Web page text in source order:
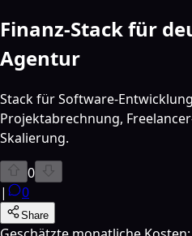
Finanz-Stack für
Agentur
Stack für Software-
Projektabrechnung,
Skalierung.
0
|
0
Share